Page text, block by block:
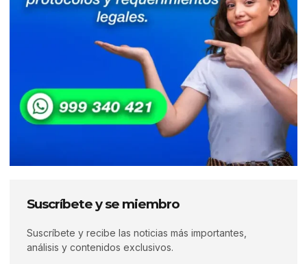
Suscríbete y se miembro
Suscríbete y recibe las noticias más importantes,
análisis y contenidos exclusivos.